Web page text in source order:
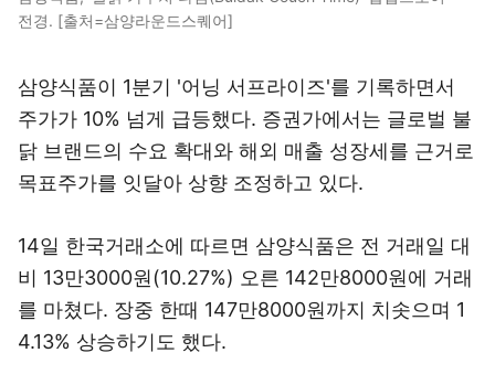
전경. [출처=삼양라운드스퀘어]
삼양식품이 1분기 '어닝 서프라이즈'를 기록하면서
주가가 10% 넘게 급등했다. 증권가에서는 글로벌 불
닭 브랜드의 수요 확대와 해외 매출 성장세를 근거로
목표주가를 잇달아 상향 조정하고 있다.
14일 한국거래소에 따르면 삼양식품은 전 거래일 대
비 13만3000원(10.27%) 오른 142만8000원에 거래
를 마쳤다. 장중 한때 147만8000원까지 치솟으며 1
4.13% 상승하기도 했다.